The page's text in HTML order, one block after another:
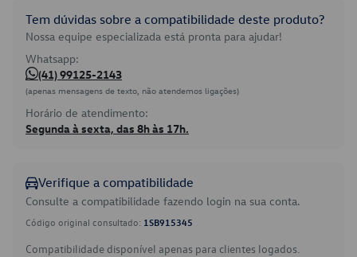
Tem dúvidas sobre a compatibilidade deste produto?
Nossa equipe especializada está pronta para ajudar!
Whatsapp:
(41) 99125-2143
(apenas mensagens de texto, não atendemos ligações)
Horário de atendimento:
Segunda à sexta, das 8h às 17h.
Verifique a compatibilidade
Consulte a compatibilidade fazendo login na sua conta.
Código original consultado: 1SB915345
Compatibilidade disponível apenas para clientes logados.